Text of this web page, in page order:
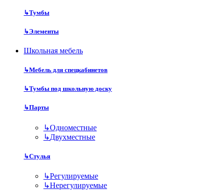
↳Тумбы
↳Элементы
Школьная мебель
↳Мебель для спецкабинетов
↳Тумбы под школьную доску
↳Парты
↳Одноместные
↳Двухместные
↳Стулья
↳Регулируемые
↳Нерегулируемые